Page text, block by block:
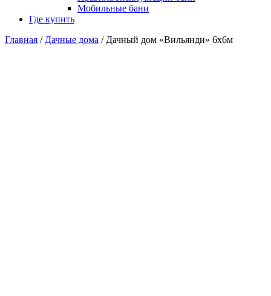
Мобильные бани
Где купить
Главная / Дачные дома / Дачный дом «Вильянди» 6х6м